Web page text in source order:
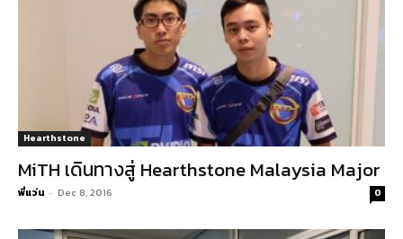
Hearthstone
MiTH เดินทางสู่ Hearthstone Malaysia Major
พี่แว่น - Dec 8, 2016 0